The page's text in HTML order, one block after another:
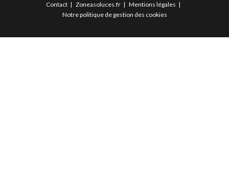
Contact Zoneasoluces.fr
Mentions légales
Notre politique de gestion des cookies